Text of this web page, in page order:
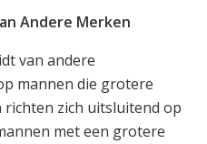
Andere Merken
van andere
mannen die grotere
richten zich uitsluitend op
met een grotere